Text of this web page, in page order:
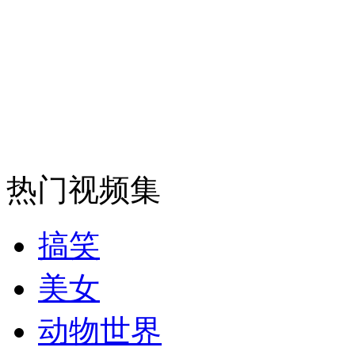
司机酒驾遇交警 急速倒车逃窜
热门视频集
搞笑
美女
动物世界